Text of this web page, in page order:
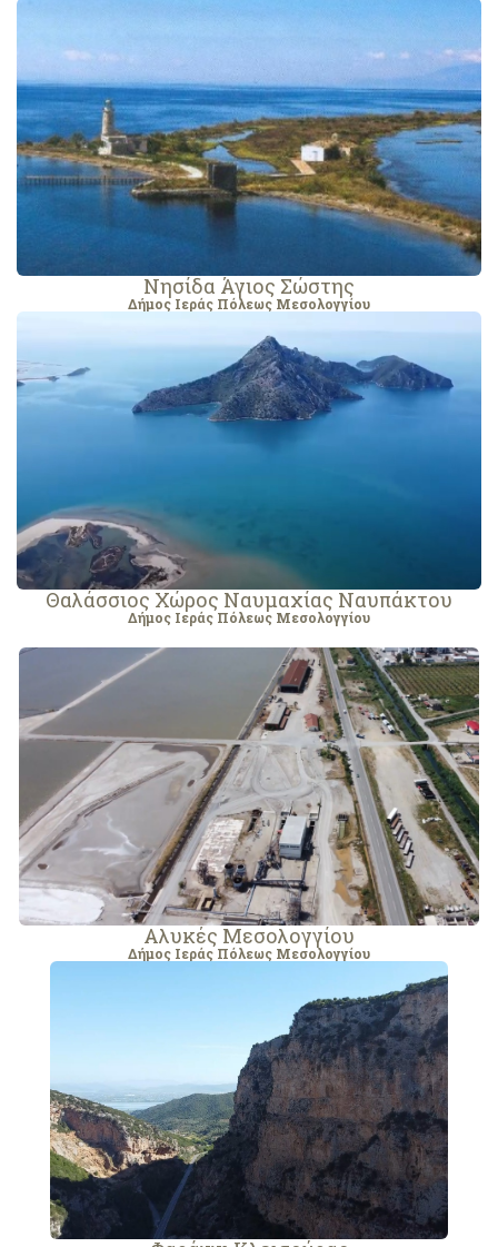
Νησίδα Άγιος Σώστης
Δήμος Ιεράς Πόλεως Μεσολογγίου
Θαλάσσιος Χώρος Ναυμαχίας Ναυπάκτου
Δήμος Ιεράς Πόλεως Μεσολογγίου
Αλυκές Μεσολογγίου
Δήμος Ιεράς Πόλεως Μεσολογγίου